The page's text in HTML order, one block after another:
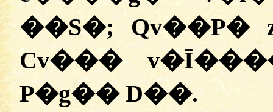
��S�; Qv��P�
Cv���
P�g�� D��.